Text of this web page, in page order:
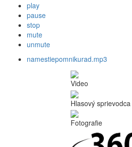
play
pause
stop
mute
unmute
namestiepomnikurad.mp3
Video
Hlasový sprievodca
Fotografie